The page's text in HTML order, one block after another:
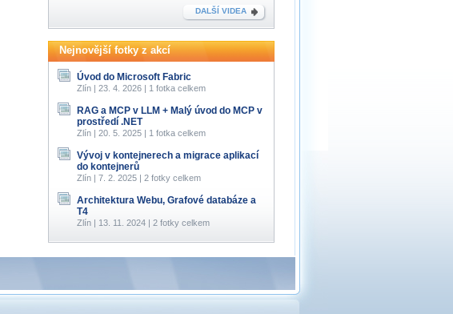
DALŠÍ VIDEA
Nejnovější fotky z akcí
Úvod do Microsoft Fabric
Zlín | 23. 4. 2026 | 1 fotka celkem
RAG a MCP v LLM + Malý úvod do MCP v
prostředí .NET
Zlín | 20. 5. 2025 | 1 fotka celkem
Vývoj v kontejnerech a migrace aplikací
do kontejnerů
Zlín | 7. 2. 2025 | 2 fotky celkem
Architektura Webu, Grafové databáze a
T4
Zlín | 13. 11. 2024 | 2 fotky celkem